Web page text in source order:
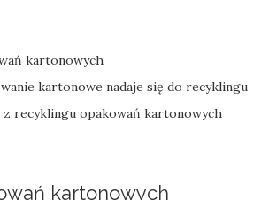
kartonowych
kartonowe nadaje się do recyklingu
z recyklingu opakowań kartonowych
kartonowych